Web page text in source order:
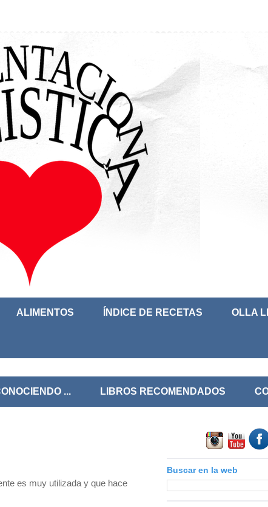
ALIMENTOS ÍNDICE DE RECETAS OLLA
... LIBROS RECOMENDADOS
es muy utilizada y que hace
Buscar en la web